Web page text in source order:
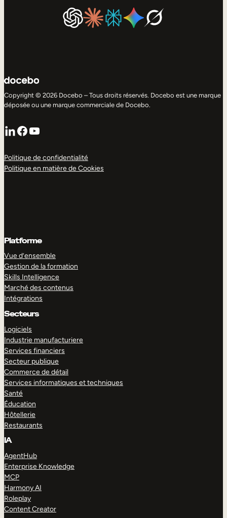
Copyright © 2026 Docebo – Tous droits réservés. Docebo est une marque
déposée ou une marque commerciale de Docebo.
LinkedIn
Facebook
YouTube
Politique de confidentialité
Politique en matière de Cookies
Platforme
Vue d’ensemble
Gestion de la formation
Skills Intelligence
Marché des contenus
Intégrations
Secteurs
Logiciels
Industrie manufacturiere
Services financiers
Secteur publique
Commerce de détail
Services informatiques et techniques
Santé
Éducation
Hôtellerie
Restaurants
IA
AgentHub
Enterprise Knowledge
MCP
Harmony AI
Roleplay
Content Creator